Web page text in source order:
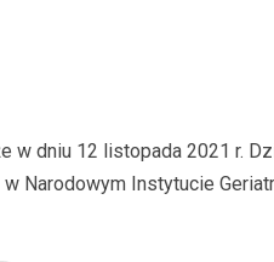
w dniu 12 listopada 2021 r.
Narodowym Instytucie